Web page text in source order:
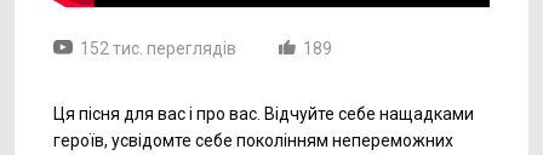
152 тис. переглядів 189
Ця пісня для вас і про вас. Відчуйте себе нащадками
героїв, усвідомте себе поколінням непереможних